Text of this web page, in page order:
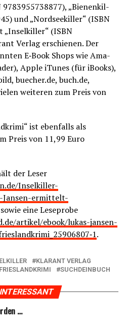
9783955738877), „Bie­nen­kil­
und „Nord­see­kil­ler“ (ISBN
„Insel­kil­ler“ (ISBN
Ver­lag erschie­nen. Der
E‑Book Shops wie Ama­
Apple iTu­nes (für iBooks),
buecher.de, buch.de,
wei­te­ren zum Preis von
ist eben­falls als
Preis von 11,99 Euro
der Leser
Inselkiller-
Jansen-ermittelt-
sowie eine Lese­pro­be
artikel/ebook/lukas-jansen-
.
KLARANT VERLAG
SUCHDEINBUCH
…